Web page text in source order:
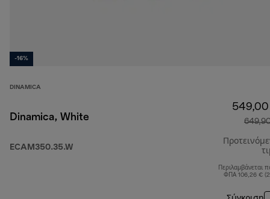
-16%
DINAMICA
Dinamica, White
ECAM350.35.W
Περιλαμβάνεται
ΦΠΑ 106,26 €